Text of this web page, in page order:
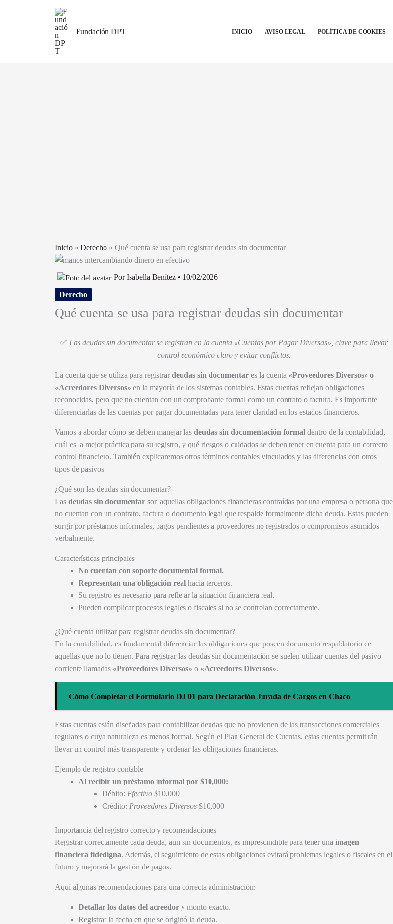
Fundación DPT INICIO AVISO LEGAL POLÍTICA DE COOKIES
Inicio » Derecho » Qué cuenta se usa para registrar deudas sin documentar
PorIsabella Benítez • 10/02/2026
Derecho
Qué cuenta se usa para registrar deudas sin documentar
✅ Las deudas sin documentar se registran en la cuenta «Cuentas por Pagar Diversas», clave para llevar
control económico claro y evitar conflictos.
La cuenta que se utiliza para registrar deudas sin documentar es la cuenta «Proveedores Diversos» o
«Acreedores Diversos» en la mayoría de los sistemas contables. Estas cuentas reflejan obligaciones
reconocidas, pero que no cuentan con un comprobante formal como un contrato o factura. Es importante
diferenciarlas de las cuentas por pagar documentadas para tener claridad en los estados financieros.
Vamos a abordar cómo se deben manejar las deudas sin documentación formal dentro de la contabilidad,
cuál es la mejor práctica para su registro, y qué riesgos o cuidados se deben tener en cuenta para un correcto
control financiero. También explicaremos otros términos contables vinculados y las diferencias con otros
tipos de pasivos.
¿Qué son las deudas sin documentar?
Las deudas sin documentar son aquellas obligaciones financieras contraídas por una empresa o persona que
no cuentan con un contrato, factura o documento legal que respalde formalmente dicha deuda. Estas pueden
surgir por préstamos informales, pagos pendientes a proveedores no registrados o compromisos asumidos
verbalmente.
Características principales
No cuentan con soporte documental formal.
Representan una obligación real hacia terceros.
Su registro es necesario para reflejar la situación financiera real.
Pueden complicar procesos legales o fiscales si no se controlan correctamente.
¿Qué cuenta utilizar para registrar deudas sin documentar?
En la contabilidad, es fundamental diferenciar las obligaciones que poseen documento respaldatorio de
aquellas que no lo tienen. Para registrar las deudas sin documentación se suelen utilizar cuentas del pasivo
corriente llamadas «Proveedores Diversos» o «Acreedores Diversos».
Cómo Completar el Formulario DJ 01 para Declaración Jurada de Cargos en Chaco
Estas cuentas están diseñadas para contabilizar deudas que no provienen de las transacciones comerciales
regulares o cuya naturaleza es menos formal. Según el Plan General de Cuentas, estas cuentas permitirán
llevar un control más transparente y ordenar las obligaciones financieras.
Ejemplo de registro contable
Al recibir un préstamo informal por $10,000:
Débito: Efectivo $10,000
Crédito: Proveedores Diversos $10,000
Importancia del registro correcto y recomendaciones
Registrar correctamente cada deuda, aun sin documentos, es imprescindible para tener una imagen
financiera fidedigna. Además, el seguimiento de estas obligaciones evitará problemas legales o fiscales en el
futuro y mejorará la gestión de pagos.
Aquí algunas recomendaciones para una correcta administración:
Detallar los datos del acreedor y monto exacto.
Registrar la fecha en que se originó la deuda.